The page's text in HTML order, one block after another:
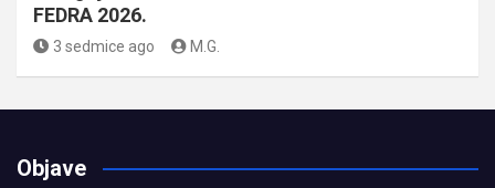
FEDRA 2026.
3 sedmice ago M.G.
Objave